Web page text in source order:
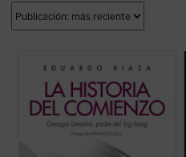
que habría originado nuestro mundo,
pertenece a la cultura general de nuestra
época; pero pocos saben que fue
propuesta inicialmente por Georges
Lemaître, físico y sacerdote católico. ...(ver